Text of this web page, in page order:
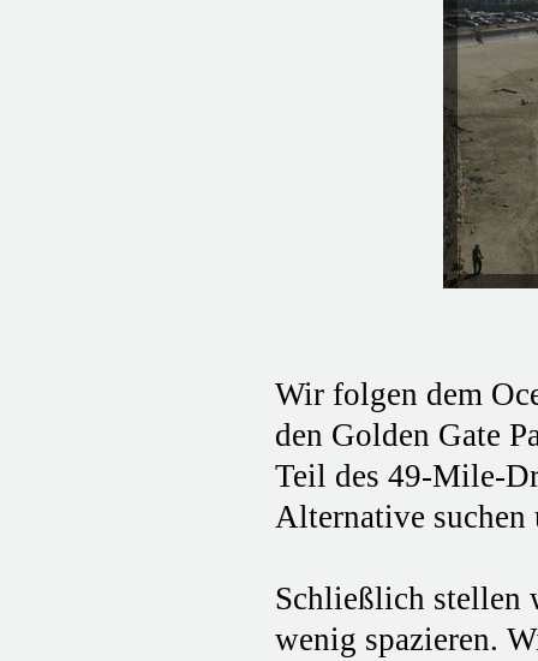
Wir folgen dem
den Golden Gate
Teil des 49-Mile-
Alternative suchen
Schließlich stellen
wenig spazieren.